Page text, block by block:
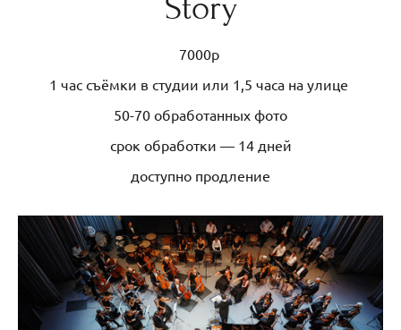
Story
7000р
1 час съёмки в студии или 1,5 часа на улице
50-70 обработанных фото
срок обработки — 14 дней
доступно продление